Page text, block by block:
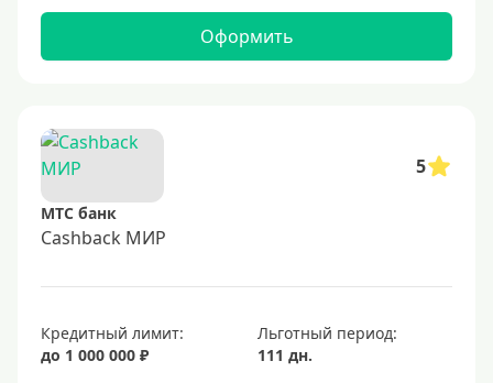
С бонусами
С кэшбэком на АЗС
С милями
Цель
Для путешествий
Оформить
5
МТС банк
Cashback МИР
Кредитный лимит:
до 1 000 000 ₽
Льготный период:
111 дн.